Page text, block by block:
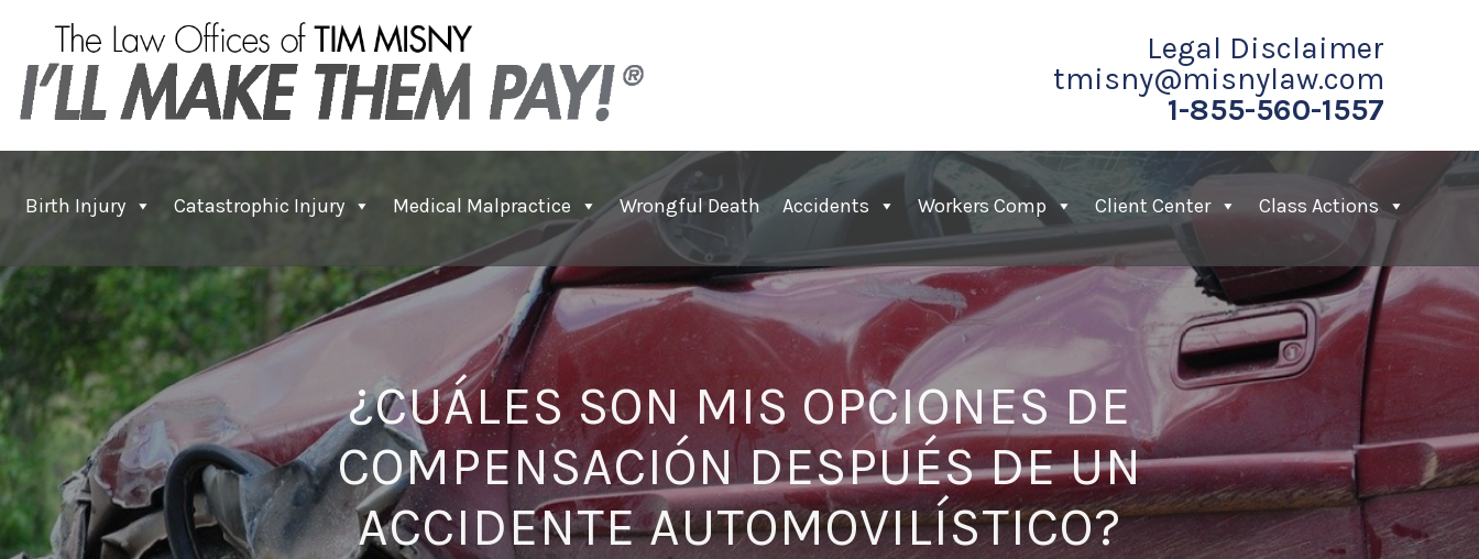
Legal Disclaimer
tmisny@misnylaw.com
1-855-560-1557
Birth Injury Catastrophic Injury Medical Malpractice Wrongful Death Accidents Workers Comp Client Center Class Actions
¿CUÁLES SON MIS OPCIONES DE
COMPENSACIÓN DESPUÉS DE UN
ACCIDENTE AUTOMOVILÍSTICO?